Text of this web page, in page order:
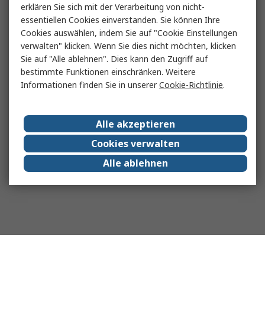
erklären Sie sich mit der Verarbeitung von nicht-
essentiellen Cookies einverstanden. Sie können Ihre
Cookies auswählen, indem Sie auf "Cookie Einstellungen
verwalten" klicken. Wenn Sie dies nicht möchten, klicken
Sie auf "Alle ablehnen". Dies kann den Zugriff auf
bestimmte Funktionen einschränken. Weitere
Informationen finden Sie in unsererCookie-Richtlinie.
Alle akzeptieren
Cookies verwalten
Alle ablehnen